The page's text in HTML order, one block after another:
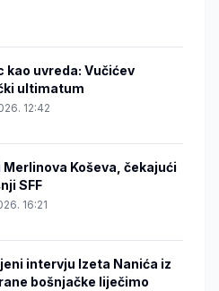
kao uvreda: Vučićev
ultimatum
12:42
Merlinova Koševa, čekajući
SFF
16:21
intervju Izeta Nanića iz
bošnjačke liječimo